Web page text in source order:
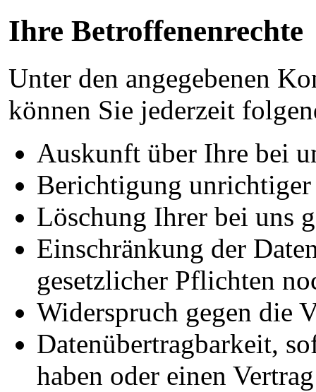
Ihre Betroffenenrechte
Unter den angegebenen
können Sie jederzeit
Auskunft über Ihre bei
Berichtigung unrichtiger
Löschung Ihrer bei uns
Einschränkung der
gesetzlicher Pflichten
Widerspruch gegen die
Datenübertragbarkeit,
haben oder einen